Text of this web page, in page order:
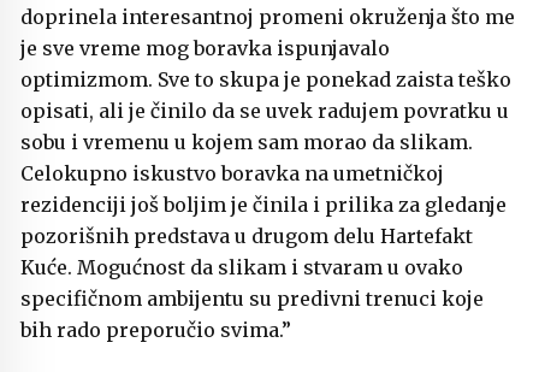
doprinela interesantnoj promeni okruženja što me
je sve vreme mog boravka ispunjavalo
optimizmom. Sve to skupa je ponekad zaista teško
opisati, ali je činilo da se uvek radujem povratku u
sobu i vremenu u kojem sam morao da slikam.
Celokupno iskustvo boravka na umetničkoj
rezidenciji još boljim je činila i prilika za gledanje
pozorišnih predstava u drugom delu Hartefakt
Kuće. Mogućnost da slikam i stvaram u ovako
specifičnom ambijentu su predivni trenuci koje
bih rado preporučio svima.”